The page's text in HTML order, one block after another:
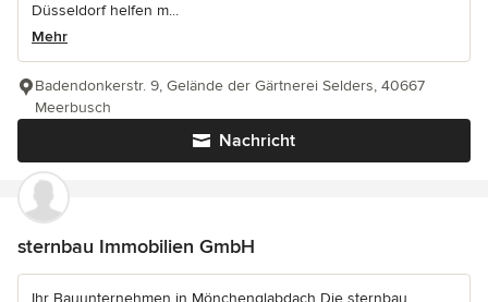
Düsseldorf helfen m...
Mehr
Nachricht
Badendonkerstr. 9, Gelände der Gärtnerei Selders, 40667
Meerbusch
sternbau Immobilien GmbH